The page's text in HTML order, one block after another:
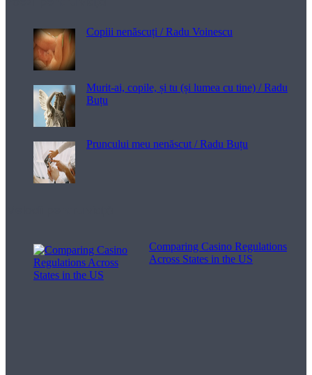
Copiii nenăscuți / Radu Voinescu
Murit-ai, copile, și tu (și lumea cu tine) / Radu
Buțu
Pruncului meu nenăscut / Radu Buțu
Comparing Casino Regulations
Across States in the US